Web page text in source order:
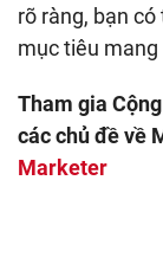
rõ ràng, bạn
mục tiêu
Tham gia
các chủ đề về
Marketer